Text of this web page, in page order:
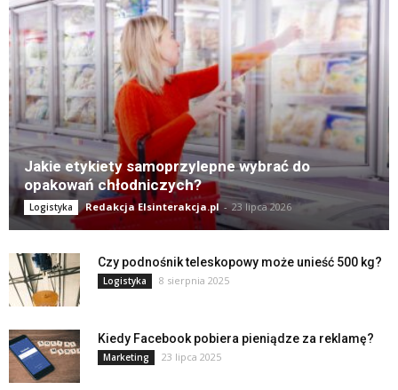
Jakie etykiety samoprzylepne wybrać do
opakowań chłodniczych?
Logistyka Redakcja Elsinterakcja.pl - 23 lipca 2026
Czy podnośnik teleskopowy może unieść 500 kg?
Logistyka 8 sierpnia 2025
Kiedy Facebook pobiera pieniądze za reklamę?
Marketing 23 lipca 2025